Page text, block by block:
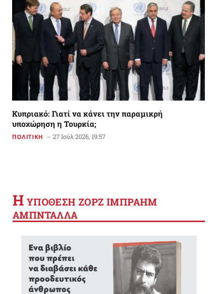
Κυπριακό: Γιατί να κάνει την παραμικρή
υποχώρηση η Τουρκία;
ΠΟΛΙΤΙΚΗ 27 Ιούλ 2026, 19:57
Η YΠΟΘΕΣΗ ΖΟΡΖ ΙΜΠΡΑΗΜ
ΑΜΠΝΤΑΛΛΑ